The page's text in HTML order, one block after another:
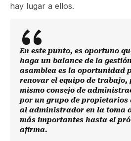
hay lugar a ellos.
En este punto, es oportuno
haga un balance de la
asamblea es la oportunidad
renovar el equipo de trabajo,
mismo consejo de
por un grupo de propietarios
al administrador en la toma
más importantes hasta el
afirma.